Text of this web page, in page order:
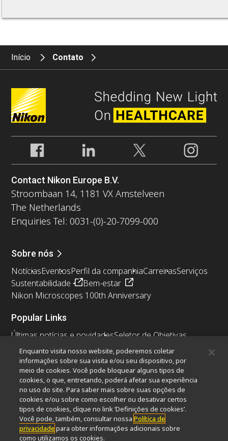
Início Contato
Contact Nikon Europe B.V.
Stroombaan 14, 1181 VX Amstelveen
The Netherlands
Enquiries Tel: 0031-(0)-20-7099-000
Sobre nós
NotíciasEventosPerfil da companhiaCarreirasServiços
Sustentabilidade
Bem-estar
Nikon Microscopes 100th Anniversary
Popular Links
Últimas notícias e novidadesSeletor de Objetivas
Resolution CalculatorPubScopeOEM
Nikon Small World
MicroscopyU
Outros produtos Nikon
Produtos de imagem
Microscopia industriais e Metrologia
Sistemas de litografia semicondutores
Sistemas de litografia FPD
Enquanto visita nosso website, poderemos coletar
informações sobre sua visita e/ou seu dispositivo, por
meio de cookies. Você pode bloquear alguns tipos de
cookies, o que, entretando, poderá afetar sua experiência
no uso do site. Para saber mais sobre suas opções de
cookies e/ou sobre como escolher ou desativar certos
tipos de cookies, clique no link ‘Definições de cookies’.
Você pode, também, consultar nossaPolítica de
privacidadepara obter informações adicionais sobre
como utilizamos os cookies.